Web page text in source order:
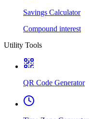
Savings Calculator
Compound interest
Utility Tools
QR Code Generator